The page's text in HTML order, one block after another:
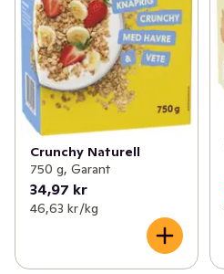
Crunchy Naturell
750 g, Garant
34,97 kr
46,63 kr /kg